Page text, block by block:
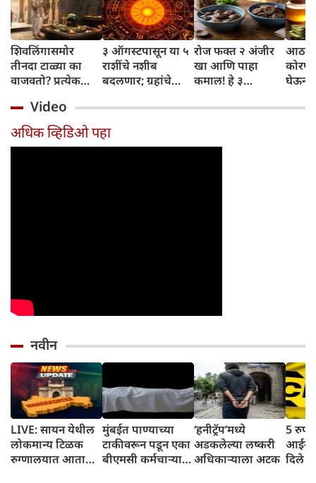
शिवलिंगासमोर
तीनदा टाळ्या का
वाजवतो? प्रत्येक
जाणून घ्या
३ ऑगस्टपासून या ५
राशींचे नशीब
बदलणार; ग्रहांचे
संपतील आणि शुभ
दिवसांची सुरुवात
होईल
रोज फक्त २ अंजीर
खा आणि पाहा
कमाल! हे ३
तुम्हाला ठाऊक
घेऊन
Video
अधिक व्हिडिओ पहा
नवीन
LIVE: सायन येथील
लोकमान्य टिळक
रुग्णालयात आता
मुंबईत पाण्याच्या
टाकीवरून पडून एका
बीएमसी कर्मचाऱ्याचा
‘हनीट्रॅप’मध्ये
अडकलेल्या लष्करी
अधिकाऱ्याला अटक
5
आईने
दिले